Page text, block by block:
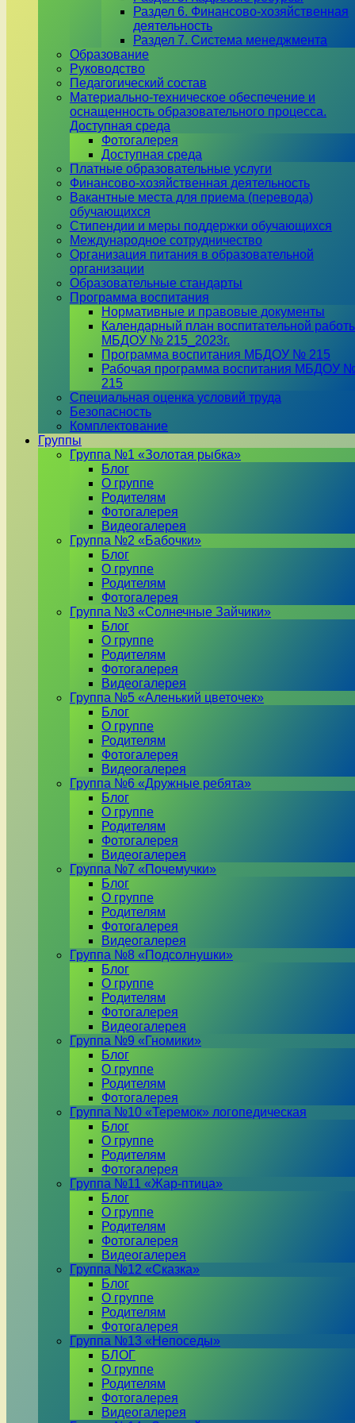
Раздел 6. Финансово-хозяйственная
деятельность
Раздел 7. Система менеджмента
Образование
Руководство
Педагогический состав
Материально-техническое обеспечение и
оснащенность образовательного процесса.
Доступная среда
Фотогалерея
Доступная среда
Платные образовательные услуги
Финансово-хозяйственная деятельность
Вакантные места для приема (перевода)
обучающихся
Стипендии и меры поддержки обучающихся
Международное сотрудничество
Организация питания в образовательной
организации
Образовательные стандарты
Программа воспитания
Нормативные и правовые документы
Календарный план воспитательной
МБДОУ № 215_2023г.
Программа воспитания МБДОУ № 215
Рабочая программа воспитания МБДОУ
215
Специальная оценка условий труда
Безопасность
Комплектование
Группы
Группа №1 «Золотая рыбка»
Блог
О группе
Родителям
Фотогалерея
Видеогалерея
Группа №2 «Бабочки»
Блог
О группе
Родителям
Фотогалерея
Группа №3 «Солнечные Зайчики»
Блог
О группе
Родителям
Фотогалерея
Видеогалерея
Группа №5 «Аленький цветочек»
Блог
О группе
Родителям
Фотогалерея
Видеогалерея
Группа №6 «Дружные ребята»
Блог
О группе
Родителям
Фотогалерея
Видеогалерея
Группа №7 «Почемучки»
Блог
О группе
Родителям
Фотогалерея
Видеогалерея
Группа №8 «Подсолнушки»
Блог
О группе
Родителям
Фотогалерея
Видеогалерея
Группа №9 «Гномики»
Блог
О группе
Родителям
Фотогалерея
Группа №10 «Теремок» логопедическая
Блог
О группе
Родителям
Фотогалерея
Группа №11 «Жар-птица»
Блог
О группе
Родителям
Фотогалерея
Видеогалерея
Группа №12 «Сказка»
Блог
О группе
Родителям
Фотогалерея
Группа №13 «Непоседы»
БЛОГ
О группе
Родителям
Фотогалерея
Видеогалерея